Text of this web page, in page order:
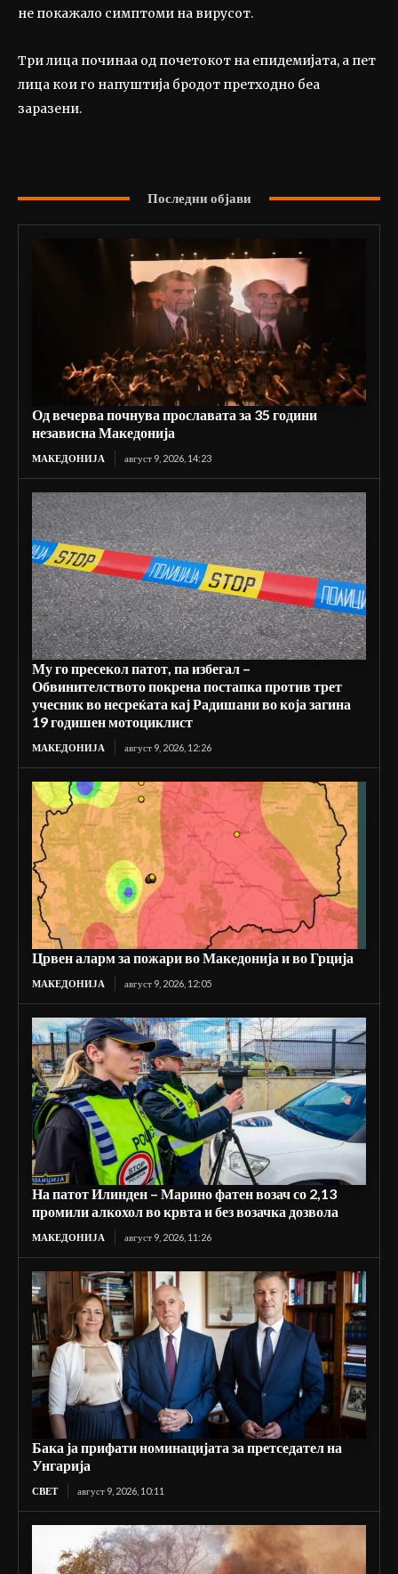
не покажало симптоми на вирусот.
Три лица починаа од почетокот на епидемијата, а пет
лица кои го напуштија бродот претходно беа
заразени.
Последни објави
Од вечерва почнува прославата за 35 години
независна Македонија
МАКЕДОНИЈА август 9, 2026, 14:23
Му го пресекол патот, па избегал –
Обвинителството покрена постапка против трет
учесник во несреќата кај Радишани во која загина
19 годишен мотоциклист
МАКЕДОНИЈА август 9, 2026, 12:26
Црвен аларм за пожари во Македонија и во Грција
МАКЕДОНИЈА август 9, 2026, 12:05
На патот Илинден – Марино фатен возач со 2,13
промили алкохол во крвта и без возачка дозвола
МАКЕДОНИЈА август 9, 2026, 11:26
Бака ја прифати номинацијата за претседател на
Унгарија
СВЕТ август 9, 2026, 10:11